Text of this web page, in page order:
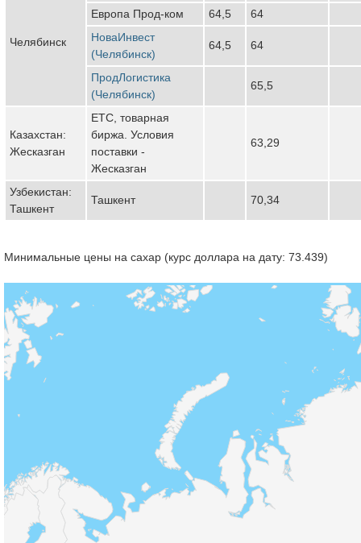
Челябинск
Европа Прод-ком
64,5
64
НоваИнвест
(Челябинск)
64,5 64
ПродЛогистика
(Челябинск)
65,5
Казахстан:
Жесказган
ЕТС, товарная
биржа. Условия
поставки -
Жесказган
63,29
Узбекистан:
Ташкент
Ташкент 70,34
Минимальные цены на сахар (курс доллара на дату: 73.439)